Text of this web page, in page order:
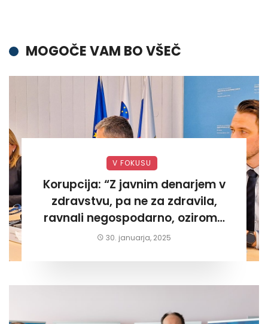
MOGOČE VAM BO VŠEČ
V FOKUSU
Korupcija: “Z javnim denarjem v
zdravstvu, pa ne za zdravila,
ravnali negospodarno, oziroma
za lastni žep. Tokrat na Žalskem«
30. januarja, 2025